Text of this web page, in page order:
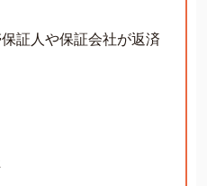
証人や保証会社が返済